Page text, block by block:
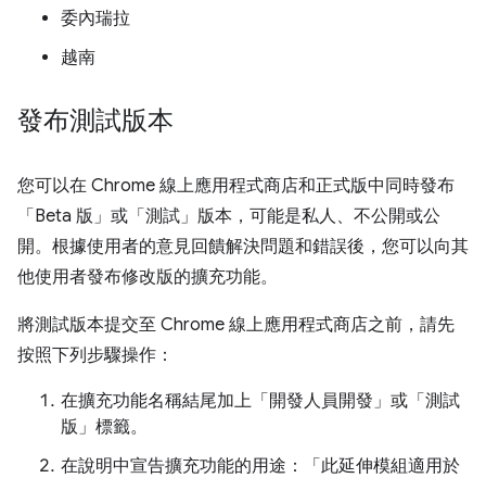
委內瑞拉
越南
發布測試版本
您可以在 Chrome 線上應用程式商店和正式版中同時發布
「Beta 版」或「測試」版本，可能是私人、不公開或公
開。根據使用者的意見回饋解決問題和錯誤後，您可以向其
他使用者發布修改版的擴充功能。
將測試版本提交至 Chrome 線上應用程式商店之前，請先
按照下列步驟操作：
在擴充功能名稱結尾加上「開發人員開發」或「測試
版」標籤。
在說明中宣告擴充功能的用途：「此延伸模組適用於